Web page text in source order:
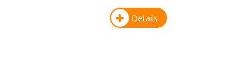
Details